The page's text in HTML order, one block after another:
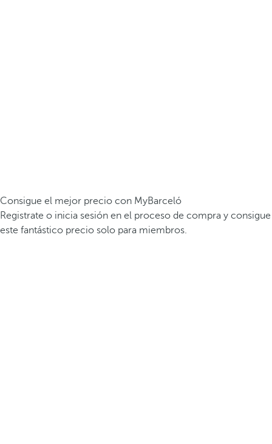
Consigue el mejor precio con MyBarceló
Registrate o inicia sesión en el proceso de compra y consigue
este fantástico precio solo para miembros.